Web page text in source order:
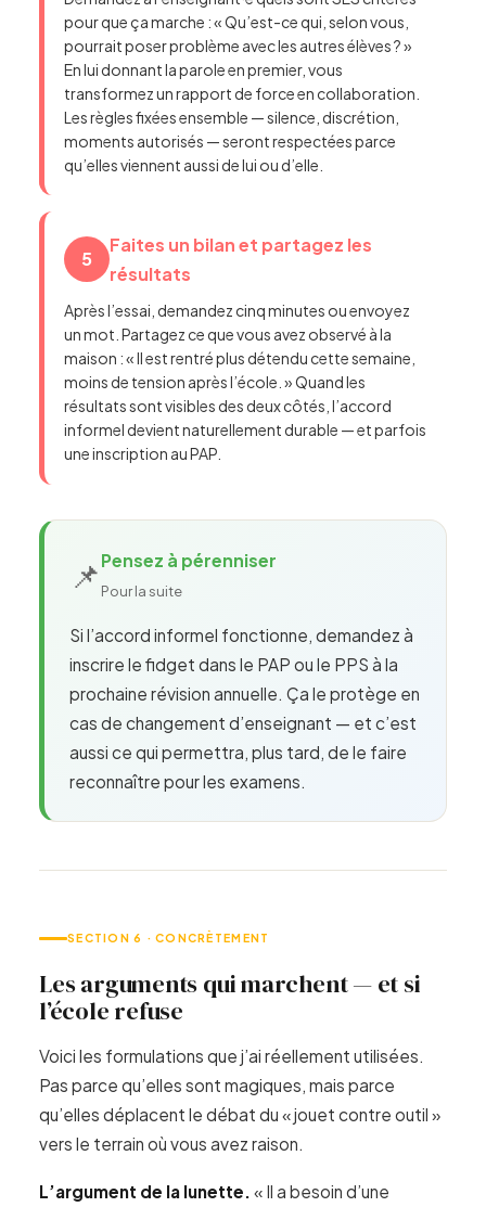
pour que ça marche : « Qu’est-ce qui, selon vous,
pourrait poser problème avec les autres élèves ? »
En lui donnant la parole en premier, vous
transformez un rapport de force en collaboration.
Les règles fixées ensemble — silence, discrétion,
moments autorisés — seront respectées parce
qu’elles viennent aussi de lui ou d’elle.
5
Faites un bilan et partagez les
résultats
Après l’essai, demandez cinq minutes ou envoyez
un mot. Partagez ce que vous avez observé à la
maison : « Il est rentré plus détendu cette semaine,
moins de tension après l’école. » Quand les
résultats sont visibles des deux côtés, l’accord
informel devient naturellement durable — et parfois
une inscription au PAP.
📌 Pensez à pérenniser
Pour la suite
Si l’accord informel fonctionne, demandez à
inscrire le fidget dans le PAP ou le PPS à la
prochaine révision annuelle. Ça le protège en
cas de changement d’enseignant — et c’est
aussi ce qui permettra, plus tard, de le faire
reconnaître pour les examens.
SECTION 6 · CONCRÈTEMENT
Les arguments qui marchent — et si
l’école refuse
Voici les formulations que j’ai réellement utilisées.
Pas parce qu’elles sont magiques, mais parce
qu’elles déplacent le débat du « jouet contre outil »
vers le terrain où vous avez raison.
L’argument de la lunette. « Il a besoin d’une